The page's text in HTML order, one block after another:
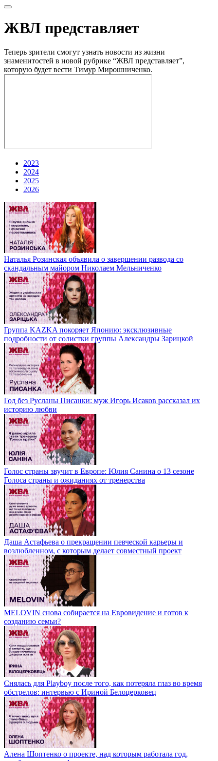
ЖВЛ представляет
Теперь зрители смогут узнать новости из жизни
знаменитостей в новой рубрике “ЖВЛ представляет”,
которую будет вести Тимур Мирошниченко.
2023
2024
2025
2026
Наталья Розинская объявила о завершении развода со
скандальным майором Николаем Мельниченко
Группа KAZKA покоряет Японию: эксклюзивные
подробности от солистки группы Александры Зарицкой
Год без Русланы Писанки: муж Игорь Исаков рассказал их
историю любви
Голос страны звучит в Европе: Юлия Санина о 13 сезоне
Голоса страны и ожиданиях от тренерства
Даша Астафьева о прекращении певческой карьеры и
возлюбленном, с которым делает совместный проект
MELOVIN снова собирается на Евровидение и готов к
созданию семьи?
Снялась для Playboy после того, как потеряла глаз во время
обстрелов: интервью с Ириной Белоцерковец
Алена Шоптенко о проекте, над которым работала год,